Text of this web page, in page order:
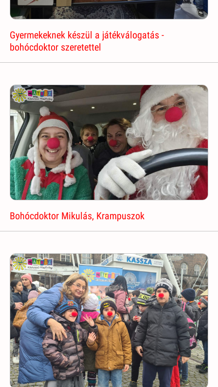
Gyermekeknek készül a játékválogatás -
bohócdoktor szeretettel
Bohócdoktor Mikulás, Krampuszok